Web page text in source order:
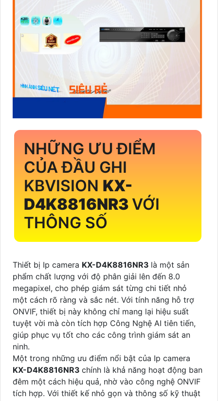
NHỮNG ƯU ĐIỂM
CỦA ĐẦU GHI
KBVISION KX-
D4K8816NR3 VỚI
THÔNG SỐ
Thiết bị Ip camera KX-D4K8816NR3 là một sản
phẩm chất lượng với độ phân giải lên đến 8.0
megapixel, cho phép giám sát từng chi tiết nhỏ
một cách rõ ràng và sắc nét. Với tính năng hỗ trợ
ONVIF, thiết bị này không chỉ mang lại hiệu suất
tuyệt vời mà còn tích hợp Công Nghệ AI tiên tiến,
giúp phục vụ tốt cho các công trình giám sát an
ninh.
Một trong những ưu điểm nổi bật của Ip camera
KX-D4K8816NR3 chính là khả năng hoạt động ban
đêm một cách hiệu quả, nhờ vào công nghệ ONVIF
tích hợp. Với thiết kế nhỏ gọn và thông số kỹ thuật